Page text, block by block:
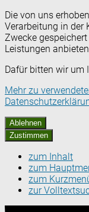
Die von uns
Verarbeitung in der
Zwecke
Leistungen
Dafür bitten wir um
Mehr zu
Ablehnen
Zustimmen
zum Inhalt
zum
zum
zur